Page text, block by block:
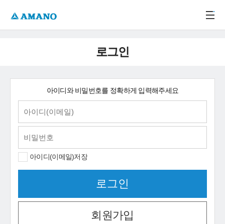
로그인
아이디와 비밀번호를 정확하게 입력해주세요
아이디(이메일)저장
회원가입